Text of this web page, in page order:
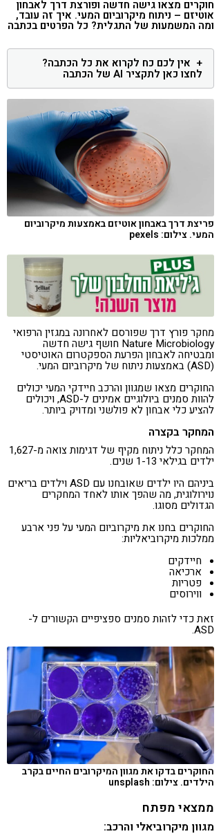
קורונה
טבעונות
חוקרים מצאו גישה חדשה ופורצת דרך לאבחון
אוטיזם – ניתוח מיקרוביום המעי. איך זה עובד,
ומה המשמעות של התגלית? כל הפרטים בכתבה
אין לכם כח לקרוא את כל הכתבה?
לחצו כאן לתקציר AI של הכתבה
פריצת דרך באבחון אוטיזם באמצעות מיקרוביום
המעי. צילום: pexels
מחקר פורץ דרך שפורסם לאחרונה במגזין הרפואי
Nature Microbiology חושף גישה חדשה
ומבטיחה לאבחון הפרעת הספקטרום האוטיסטי
(ASD) באמצעות ניתוח של מיקרוביום המעי.
החוקרים מצאו שמגוון והרכב חיידקי המעי יכולים
להוות סמנים ביולוגיים אמינים ל-ASD, ויכולים
להציע כלי אבחון לא פולשני ומדויק ביותר.
המחקר בקצרה
המחקר כלל ניתוח מקיף של דגימות צואה מ-1,627
ילדים בגילאי 1-13 שנים.
ביניהם היו ילדים שאובחנו עם ASD וילדים בריאים
נוירולוגית, מה שהפך אותו לאחד המחקרים
הגדולים מסוגו.
החוקרים בחנו את מיקרוביום ​​המעי על פני ארבע
ממלכות מיקרוביאליות:
חיידקים
ארכיאה
פטריות
ווירוסים
זאת כדי לזהות סמנים ספציפיים הקשורים ל-
ASD.
החוקרים בדקו את מגוון המיקרובים החיים בקרב
הילדים. צילום: unsplash
ממצאי מפתח
מגוון מיקרוביאלי והרכב: